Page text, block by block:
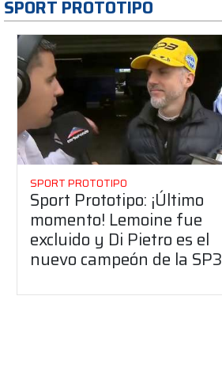
SPORT PROTOTIPO
SPORT PROTOTIPO
Sport Prototipo: ¡Último
momento! Lemoine fue
excluido y Di Pietro es el
nuevo campeón de la SP3